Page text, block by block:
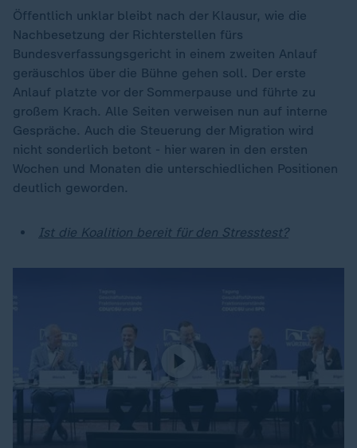
Öffentlich unklar bleibt nach der Klausur, wie die
Nachbesetzung der Richterstellen fürs
Bundesverfassungsgericht in einem zweiten Anlauf
geräuschlos über die Bühne gehen soll. Der erste
Anlauf platzte vor der Sommerpause und führte zu
großem Krach. Alle Seiten verweisen nun auf interne
Gespräche. Auch die Steuerung der Migration wird
nicht sonderlich betont - hier waren in den ersten
Wochen und Monaten die unterschiedlichen Positionen
deutlich geworden.
Ist die Koalition bereit für den Stresstest?